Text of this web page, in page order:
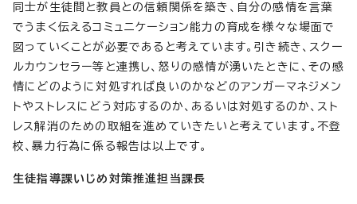
同士が生徒間と教員との信頼関係を築き、自分の感情を言葉
でうまく伝えるコミュニケーション能力の育成を様々な場面で
図っていくことが必要であると考えています。引き続き、スクー
ルカウンセラー等と連携し、怒りの感情が湧いたときに、その感
情にどのように対処すれば良いのかなどのアンガーマネジメン
トやストレスにどう対応するのか、あるいは対処するのか、スト
レス解消のための取組を進めていきたいと考えています。不登
校、暴力行為に係る報告は以上です。
生徒指導課いじめ対策推進担当課長